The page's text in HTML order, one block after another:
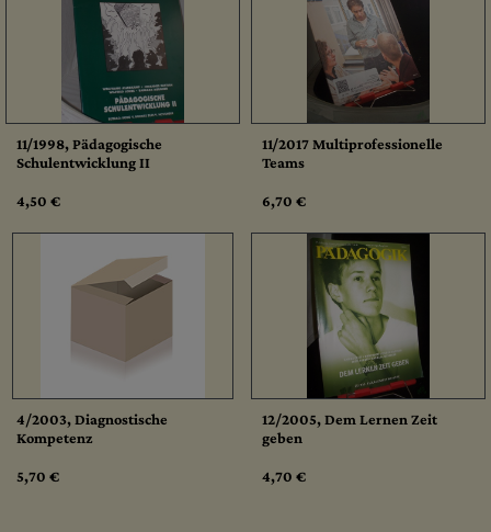
11/1998, Pädagogische
Schulentwicklung II
4,50 €
11/2017 Multiprofessionelle
Teams
6,70 €
4/2003, Diagnostische
Kompetenz
5,70 €
12/2005, Dem Lernen Zeit
geben
4,70 €